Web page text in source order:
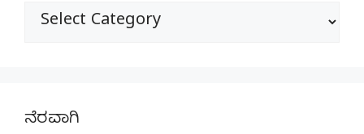
ವಿಭಾಗಗಳು
ನೆರವಾಗಿ